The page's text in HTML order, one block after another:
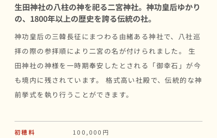
生田神社の八柱の神を祀る二宮神社。神功皇后ゆかり
の、1800年以上の歴史を誇る伝統の社。
神功皇后の三韓長征にまつわる由緒ある神社で、八社巡
拝の際の参拝順により二宮の名が付けられました。 生
田神社の神様を一時期奉安したとされる「御幸石」が今
も境内に残されています。 格式高い社殿で、伝統的な神
前挙式を執り行うことができます。
初穂料 100,000円